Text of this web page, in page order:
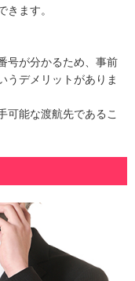
ます。
号が分かるため、事前
うデメリットがありま
可能な渡航先であるこ